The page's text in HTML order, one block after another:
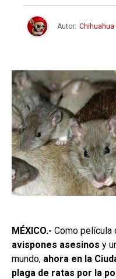
Autor: Chihuahua
MÉXICO.- Como película
avispones asesinos y
mundo, ahora en la
plaga de ratas por la